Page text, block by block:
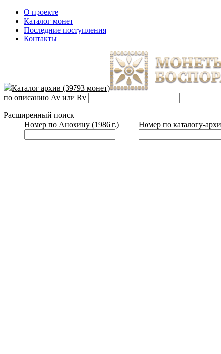
О проекте
Каталог монет
Последние поступления
Контакты
Каталог архив (39793 монет)
по описанию Av или Rv
Расширенный поиск
Номер по Анохину (1986 г.)
Номер по каталогу-